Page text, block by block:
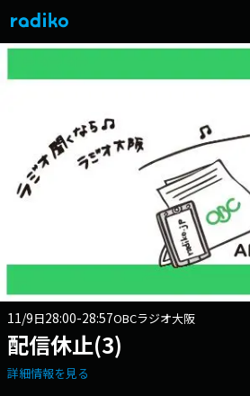
11/9日28:00-28:57OBCラジオ大阪
配信休止(3)
詳細情報を見る